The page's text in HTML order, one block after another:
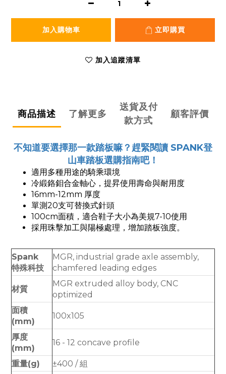
加入購物車 立即購買
加入追蹤清單
商品描述 了解更多
送貨及付
款方式
顧客評價
不知道要選擇那一款踏板嘛？趕緊閱讀 SPANK登
山車踏板選購指南吧！
適用多種用途的騎乘環境
冷緞鉻鉬合金軸心，提昇使用壽命與耐用度
16mm-12mm 厚度
單測20支可替換式針頭
100cm面積，適合鞋子大小為美規7-10使用
採用珠擊加工與陽極處理，增加踏板強度。
Spank
特殊科技
MGR, industrial grade axle assembly,
chamfered leading edges
材質
MGR extruded alloy body, CNC
optimized
面積
(mm)
100x105
厚度
(mm)
16 - 12 concave profile
重量(g)
±400 / 組